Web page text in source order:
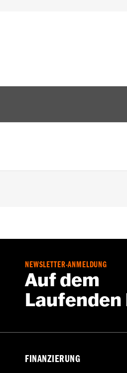
NEWSLETTER-ANMELDUNG
Auf dem
FINANZIERUNG